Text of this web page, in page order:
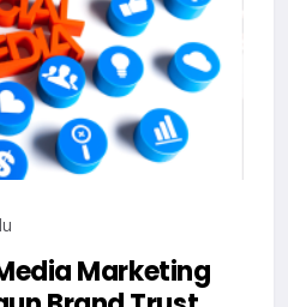
Marketing